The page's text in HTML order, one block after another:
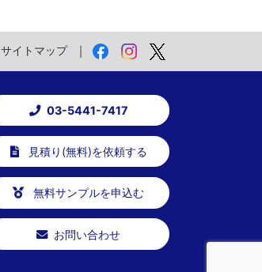
サイトマップ
03-5441-7417
見積り(無料)を依頼する
無料サンプルを申込む
お問い合わせ